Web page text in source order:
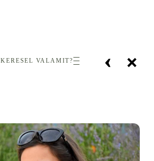
‹ ×
KERESEL VALAMIT?